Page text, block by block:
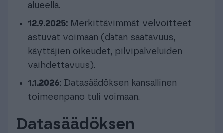
alueella.
12.9.2025: Merkittävimmät velvoitteet
astuvat voimaan (datan saatavuus,
käyttäjien oikeudet, pilvipalveluiden
vaihdettavuus).
1.1.2026: Datasäädöksen kansallinen
toimeenpano tuli voimaan.
Datasäädöksen